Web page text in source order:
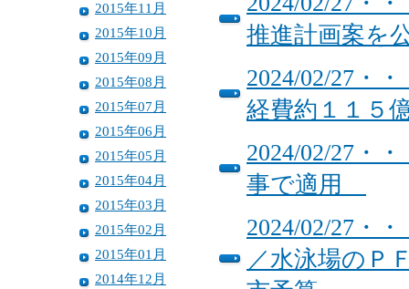
2015年11月
2015年10月
2015年09月
2015年08月
2015年07月
2015年06月
2015年05月
2015年04月
2015年03月
2015年02月
2015年01月
2014年12月
推進計画案を
2024/02/27・
経費約１１５
2024/02/27・
事で適用
2024/02/27・
／水泳場のＰ